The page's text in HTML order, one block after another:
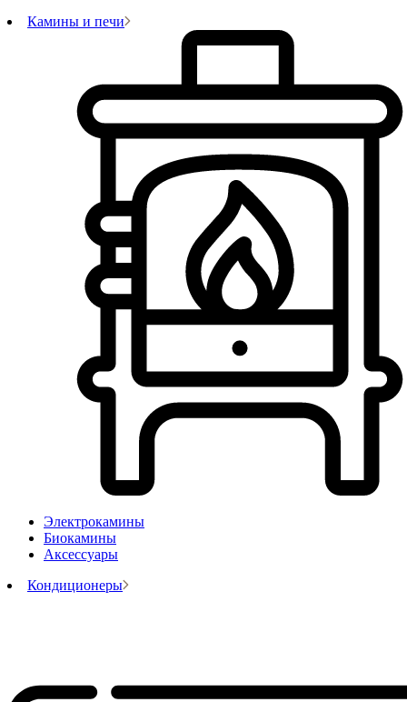
Камины и печи
Электрокамины
Биокамины
Аксессуары
Кондиционеры